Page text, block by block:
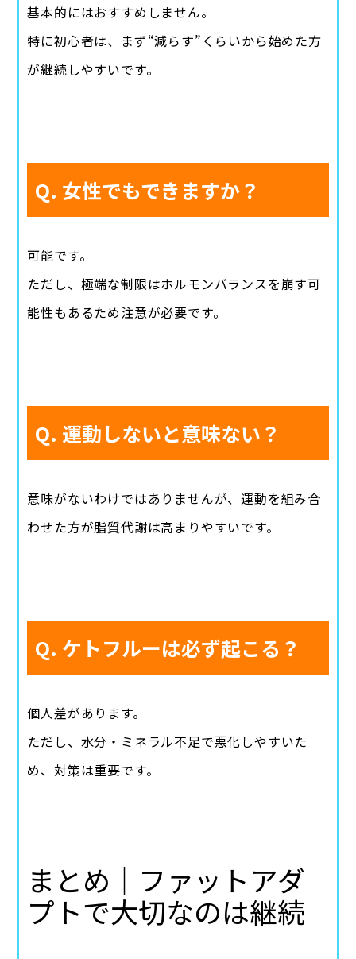
基本的にはおすすめしません。
特に初心者は、まず“減らす”くらいから始めた方
が継続しやすいです。
Q. 女性でもできますか？
可能です。
ただし、極端な制限はホルモンバランスを崩す可
能性もあるため注意が必要です。
Q. 運動しないと意味ない？
意味がないわけではありませんが、運動を組み合
わせた方が脂質代謝は高まりやすいです。
Q. ケトフルーは必ず起こる？
個人差があります。
ただし、水分・ミネラル不足で悪化しやすいた
め、対策は重要です。
まとめ｜ファットアダ
プトで大切なのは継続